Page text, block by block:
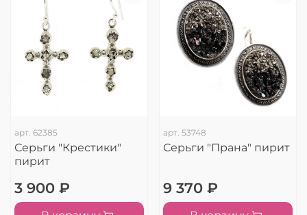
арт. 62385
Серьги "Крестики"
пирит
3 900 ₽
арт. 53748
Серьги "Прана" пирит
9 370 ₽